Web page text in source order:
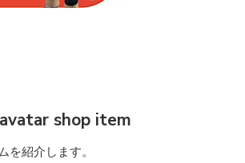
shop item
紹介します。